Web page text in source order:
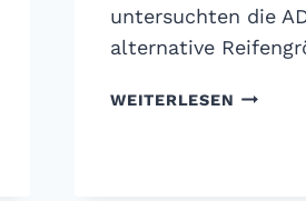
untersuchten die
alternative
WEITERLESEN ADAC